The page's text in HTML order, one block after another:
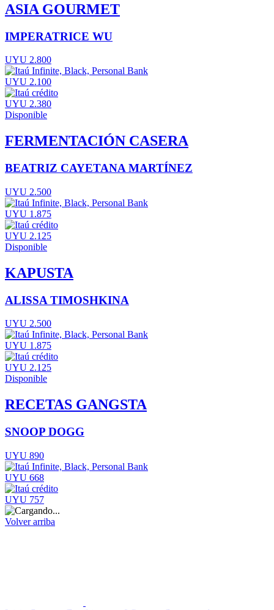
ASIA GOURMET
IMPERATRICE WU
UYU 2.800
UYU 2.100
UYU 2.380
Disponible
FERMENTACIÓN CASERA
BEATRIZ CAYETANA MARTÍNEZ
UYU 2.500
UYU 1.875
UYU 2.125
Disponible
KAPUSTA
ALISSA TIMOSHKINA
UYU 2.500
UYU 1.875
UYU 2.125
Disponible
RECETAS GANGSTA
SNOOP DOGG
UYU 890
UYU 668
UYU 757
Volver arriba